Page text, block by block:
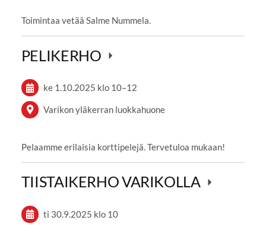
Toimintaa vetää Salme Nummela.
PELIKERHO
ke 1.10.2025 klo 10–12
Varikon yläkerran luokkahuone
Pelaamme erilaisia korttipelejä. Tervetuloa mukaan!
TIISTAIKERHO VARIKOLLA
ti 30.9.2025 klo 10